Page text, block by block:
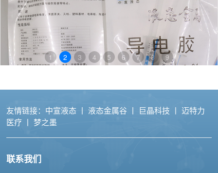
1 2 3 4 5 6 7 8 9
友情链接： 中宣液态 丨 液态金属谷 丨 巨晶科技 丨迈特力
医疗 丨 梦之墨
联系我们